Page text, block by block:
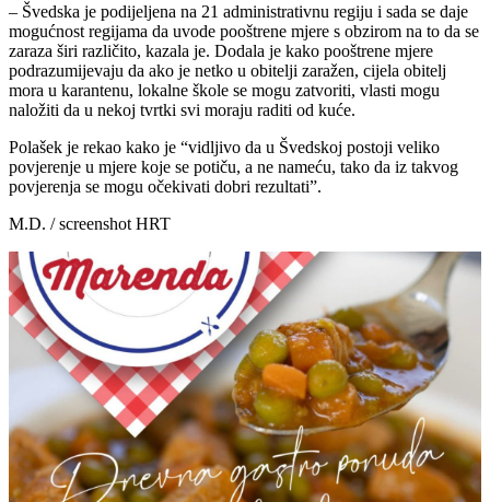
– Švedska je podijeljena na 21 administrativnu regiju i sada se daje
mogućnost regijama da uvode pooštrene mjere s obzirom na to da se
zaraza širi različito, kazala je. Dodala je kako pooštrene mjere
podrazumijevaju da ako je netko u obitelji zaražen, cijela obitelj
mora u karantenu, lokalne škole se mogu zatvoriti, vlasti mogu
naložiti da u nekoj tvrtki svi moraju raditi od kuće.
Polašek je rekao kako je “vidljivo da u Švedskoj postoji veliko
povjerenje u mjere koje se potiču, a ne nameću, tako da iz takvog
povjerenja se mogu očekivati dobri rezultati”.
M.D. / screenshot HRT